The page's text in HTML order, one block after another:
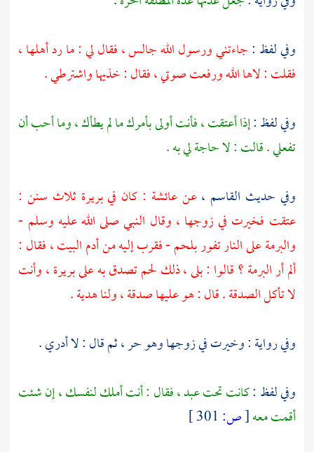
وفي لفظ :جاءتني ورسول الله جالس ، فقال لي : ما رد أهلها ،
فقلت : لاها الله ورفعت صوتي ، فقال : خذيها واشترطي .
وفي لفظ :إذا أعتقت ، فأنت أولى بأمرك ما لم يطأك ، وما أحب أن
تفعلي . قالت : لا حاجة لي به .
وفي حديث القاسم ،عنعائشة : كان فيبريرةثلاث سنن :
عتقت فخيرت في زوجها ، وقال النبي صلى الله عليه وسلم -
والبرمة على النار تفور بلحم - فقرب إليه من أدم البيت ، فقال :
ألم أر البرمة ؟ قالوا : بلى ، ذلك لحم تصدق به علىبريرة، وأنت
لا تأكل الصدقة . قال : هو عليها صدقة ، ولنا هدية .
وفي رواية : وخيرت في زوجها وهو حر ، ثم قال : لا أدري .
وفي لفظ :كانت تحت عبد ، فقال : أنت أملك لنفسك ، إن شئت
أقمت معه[ص: